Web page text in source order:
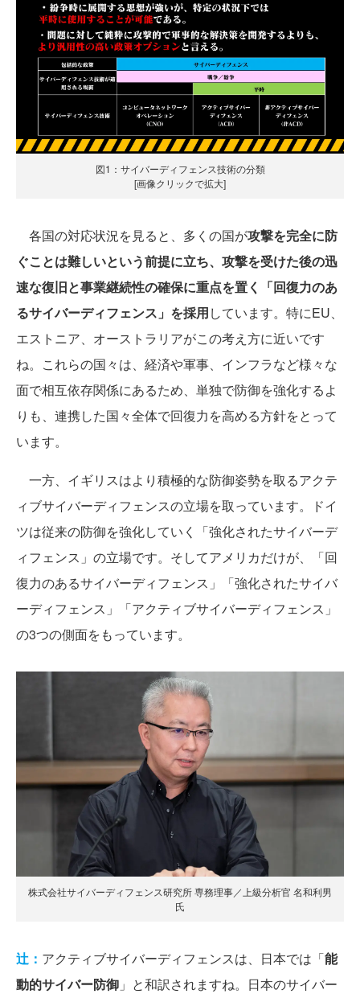
図1：サイバーディフェンス技術の分類
[画像クリックで拡大]
各国の対応状況を見ると、多くの国が攻撃を完全に防
ぐことは難しいという前提に立ち、攻撃を受けた後の迅
速な復旧と事業継続性の確保に重点を置く「回復力のあ
るサイバーディフェンス」を採用しています。特にEU、
エストニア、オーストラリアがこの考え方に近いです
ね。これらの国々は、経済や軍事、インフラなど様々な
面で相互依存関係にあるため、単独で防御を強化するよ
りも、連携した国々全体で回復力を高める方針をとって
います。
一方、イギリスはより積極的な防御姿勢を取るアクテ
ィブサイバーディフェンスの立場を取っています。ドイ
ツは従来の防御を強化していく「強化されたサイバーデ
ィフェンス」の立場です。そしてアメリカだけが、「回
復力のあるサイバーディフェンス」「強化されたサイバ
ーディフェンス」「アクティブサイバーディフェンス」
の3つの側面をもっています。
株式会社サイバーディフェンス研究所 専務理事／上級分析官 名和利男
氏
辻： アクティブサイバーディフェンスは、日本では「能
動的サイバー防御 」と和訳されますね。日本のサイバー